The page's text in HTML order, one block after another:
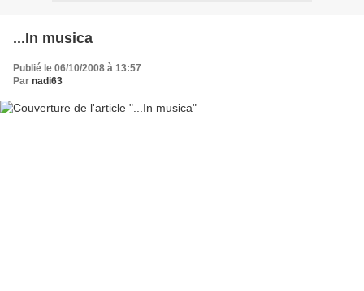
...In musica
Publié le 06/10/2008 à 13:57
Par nadi63